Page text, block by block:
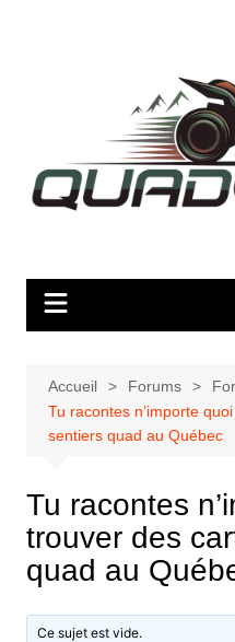
Accueil Forums
Tu racontes n’importe
sentiers quad au Québec
Tu racontes
trouver des
quad au
Ce sujet est vide.